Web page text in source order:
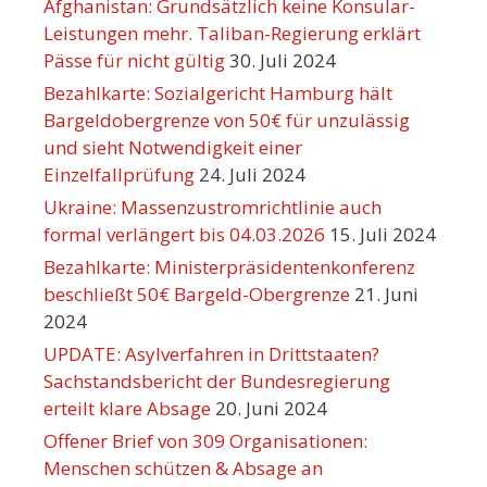
Afghanistan: Grundsätzlich keine Konsular-
Leistungen mehr. Taliban-Regierung erklärt
Pässe für nicht gültig30. Juli 2024
Bezahlkarte: Sozialgericht Hamburg hält
Bargeldobergrenze von 50€ für unzulässig
und sieht Notwendigkeit einer
Einzelfallprüfung 24. Juli 2024
Ukraine: Massenzustromrichtlinie auch
formal verlängert bis 04.03.2026 15. Juli 2024
Bezahlkarte: Ministerpräsidentenkonferenz
beschließt 50€ Bargeld-Obergrenze 21. Juni
2024
UPDATE: Asylverfahren in Drittstaaten?
Sachstandsbericht der Bundesregierung
erteilt klare Absage 20. Juni 2024
Offener Brief von 309 Organisationen:
Menschen schützen & Absage an